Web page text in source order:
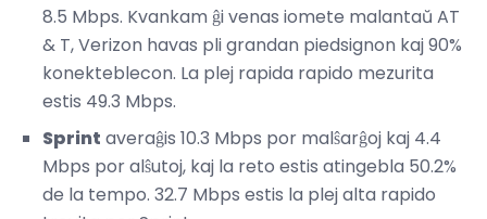
8.5 Mbps. Kvankam ĝi venas iomete malantaŭ AT
& T, Verizon havas pli grandan piedsignon kaj 90%
konekteblecon. La plej rapida rapido mezurita
estis 49.3 Mbps.
Sprint averaĝis 10.3 Mbps por malŝarĝoj kaj 4.4
Mbps por alŝutoj, kaj la reto estis atingebla 50.2%
de la tempo. 32.7 Mbps estis la plej alta rapido